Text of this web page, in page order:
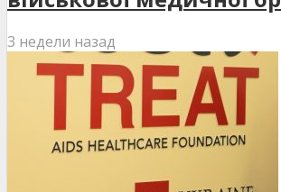
3 недели назад